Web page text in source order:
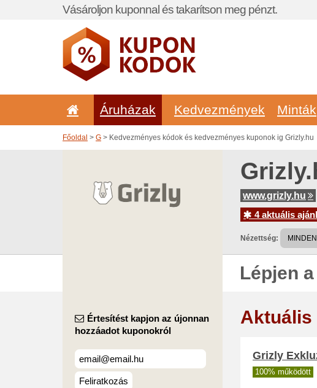
Vásároljon kuponnal és takarítson meg pénzt.
Áruházak Kedvezmények Minták
Főoldal > G > Kedvezményes kódok és kedvezményes kuponok ig Grizly.hu
www.grizly.hu
4 aktuális
Nézettség:
Lépjen a
Értesítést kapjon az újonnan
hozzáadot kuponokról
Feliratkozás
Aktuális
Grizly
100% működött